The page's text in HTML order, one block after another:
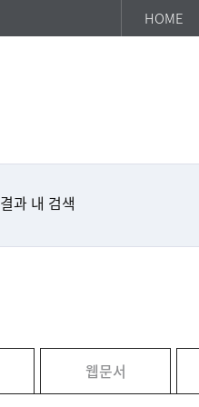
HOME
결과 내 검색
웹문서